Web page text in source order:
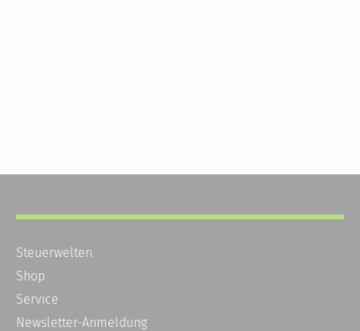
Steuerwelten
Shop
Service
Newsletter-Anmeldung